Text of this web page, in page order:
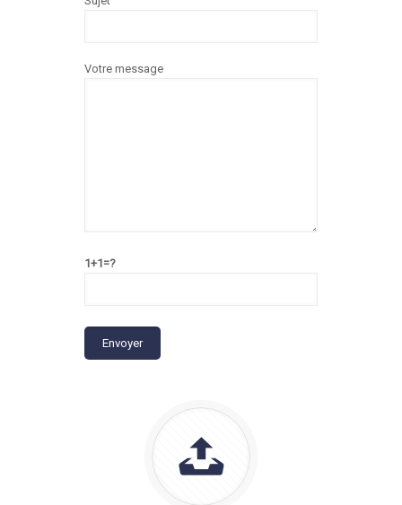
Votre message
1+1=?